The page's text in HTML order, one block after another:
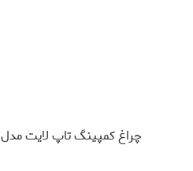
چراغ کمپینگ تاپ لایت مدل TOP LIGHT CPL-19